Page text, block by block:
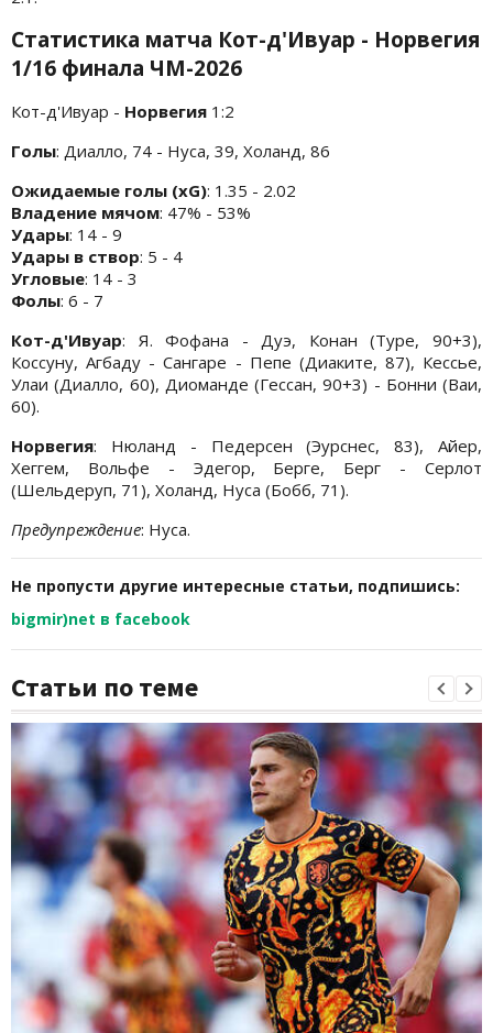
Статистика матча Кот-д'Ивуар - Норвегия
1/16 финала ЧМ-2026
Кот-д'Ивуар - Норвегия 1:2
Голы: Диалло, 74 - Нуса, 39, Холанд, 86
Ожидаемые голы (xG): 1.35 - 2.02
Владение мячом: 47% - 53%
Удары: 14 - 9
Удары в створ: 5 - 4
Угловые: 14 - 3
Фолы: 6 - 7
Кот-д'Ивуар: Я. Фофана - Дуэ, Конан (Туре, 90+3),
Коссуну, Агбаду - Сангаре - Пепе (Диаките, 87), Кессье,
Улаи (Диалло, 60), Диоманде (Гессан, 90+3) - Бонни (Ваи,
60).
Норвегия: Нюланд - Педерсен (Эурснес, 83), Айер,
Хеггем, Вольфе - Эдегор, Берге, Берг - Серлот
(Шельдеруп, 71), Холанд, Нуса (Бобб, 71).
Предупреждение: Нуса.
Не пропусти другие интересные статьи, подпишись:
bigmir)net в facebook
Статьи по теме